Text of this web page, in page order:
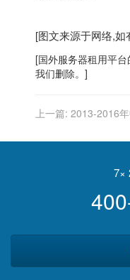
[图文来源于网络,
[国外服务器租用平
我们删除。]
上一篇: 2013-2016
业监管情况、法律法
7×